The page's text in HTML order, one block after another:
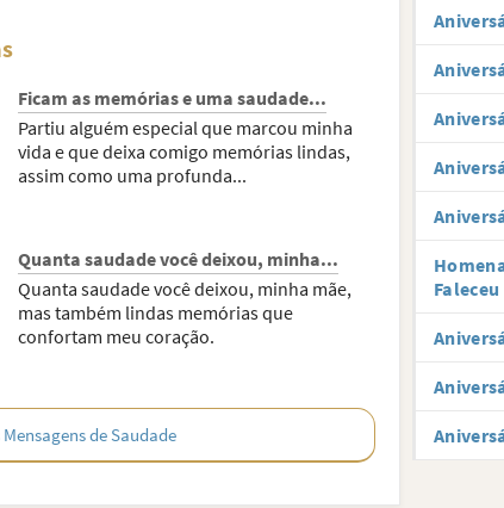
Ficam as memórias e uma saudade...
Partiu alguém especial que marcou minha
vida e que deixa comigo memórias lindas,
assim como uma profunda...
Quanta saudade você deixou, minha...
Quanta saudade você deixou, minha mãe,
mas também lindas memórias que
confortam meu coração.
Mensagens de Saudade
Faleceu